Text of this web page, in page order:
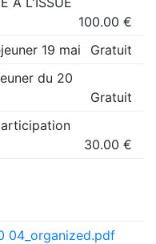
100.00 €
19 mai
Gratuit
du 20
Gratuit
30.00 €
04_organized.pdf